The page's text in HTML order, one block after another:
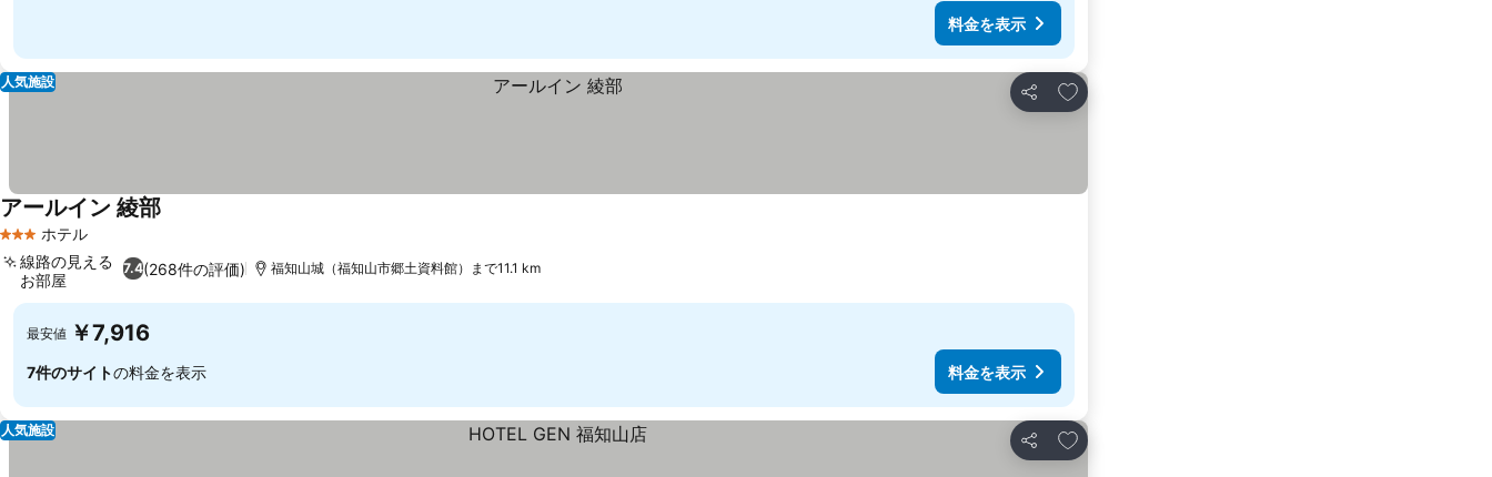
料金を表示
シェア
お気に入りに追加
人気施設
3 ホテルのランク
ホテル
アールイン 綾部料金を表示
7.4(268件の評価)
線路の見える
お部屋
福知山城（福知山市郷土資料館）まで11.1 km
最安値 ￥7,916
7件のサイトの料金を表示 料金を表示
シェア
お気に入りに追加
人気施設